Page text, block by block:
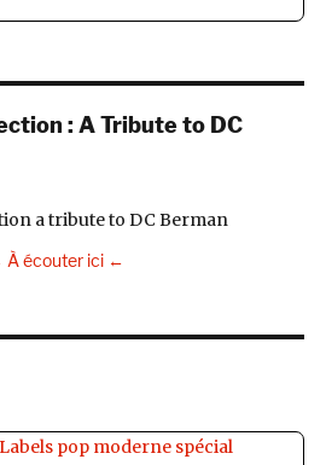
: A Tribute to DC
À écouter ici ←